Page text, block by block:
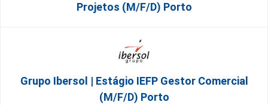
Projetos (m/f/d) Porto
Grupo Ibersol | Estágio IEFP Gestor Comercial
(m/f/d) Porto